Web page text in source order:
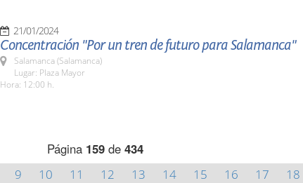
21/01/2024
Concentración "Por un tren de futuro para Salamanca"
Salamanca (Salamanca)
Lugar: Plaza Mayor
Hora: 12:00 h.
Página 159de 434
9 10 11 12 13 14 15 16 17 18